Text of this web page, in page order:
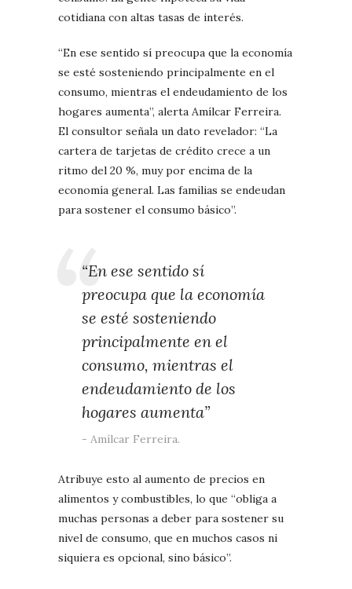
cotidiana con altas tasas de interés.
“En ese sentido sí preocupa que la economía
se esté sosteniendo principalmente en el
consumo, mientras el endeudamiento de los
hogares aumenta”, alerta Amílcar Ferreira.
El consultor señala un dato revelador: “La
cartera de tarjetas de crédito crece a un
ritmo del 20 %, muy por encima de la
economía general. Las familias se endeudan
para sostener el consumo básico”.
“En ese sentido sí
preocupa que la economía
se esté sosteniendo
principalmente en el
consumo, mientras el
endeudamiento de los
hogares aumenta”
Amílcar Ferreira.
Atribuye esto al aumento de precios en
alimentos y combustibles, lo que “obliga a
muchas personas a deber para sostener su
nivel de consumo, que en muchos casos ni
siquiera es opcional, sino básico”.